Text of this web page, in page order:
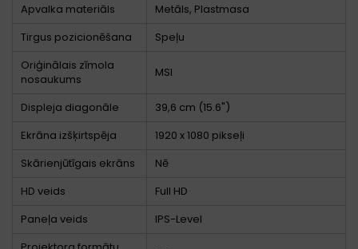
Apvalka materiāls
Metāls, Plastmasa
Tirgus pozicionēšana
Speļu
Oriģinālais zīmola
nosaukums
MSI
Displeja diagonāle
39,6 cm (15.6")
Ekrāna izšķirtspēja
1920 x 1080 pikseļi
Skārienjūtīgais ekrāns
Nē
HD veids
Full HD
Paneļa veids
IPS-Level